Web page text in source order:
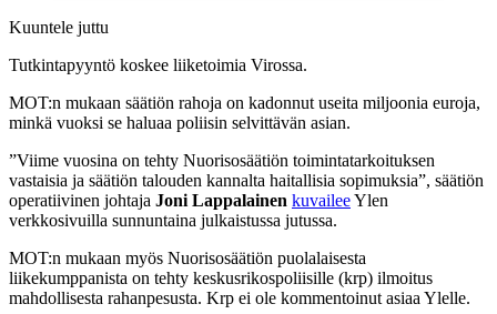
Kuuntele juttu
Tutkintapyyntö koskee liiketoimia Virossa.
MOT:n mukaan säätiön rahoja on kadonnut useita miljoonia euroja,
minkä vuoksi se haluaa poliisin selvittävän asian.
”Viime vuosina on tehty Nuorisosäätiön toimintatarkoituksen
vastaisia ja säätiön talouden kannalta haitallisia sopimuksia”, säätiön
operatiivinen johtaja Joni Lappalainen kuvaileeYlen
verkkosivuilla sunnuntaina julkaistussa jutussa.
MOT:n mukaan myös Nuorisosäätiön puolalaisesta
liikekumppanista on tehty keskusrikospoliisille (krp) ilmoitus
mahdollisesta rahanpesusta. Krp ei ole kommentoinut asiaa Ylelle.